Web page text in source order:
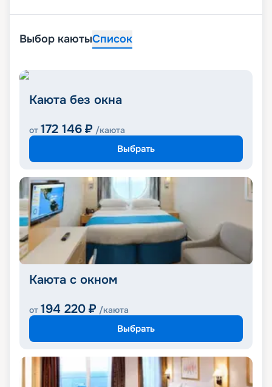
Выбор каютыСписок
Каюта без окна
от 172 146 ₽ /каюта
Выбрать
Каюта с окном
от 194 220 ₽ /каюта
Выбрать